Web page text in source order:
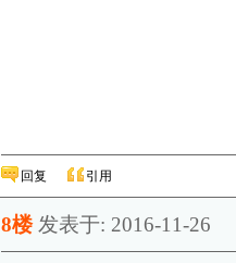
回复 引用
8楼 发表于: 2016-11-26